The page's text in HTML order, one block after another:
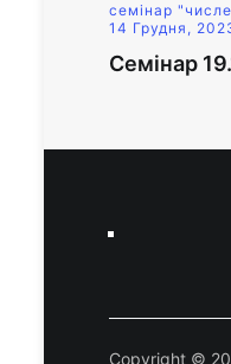
семінар
14 Грудня,
Семінар
Copyright ©